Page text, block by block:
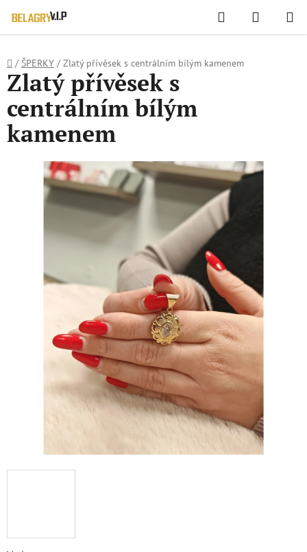
WIDGET HODNOCENÍ OBCHODU
Přejít
na
Hledat
KOŠÍK
Domů
/ ŠPERKY / Zlatý přívěsek s centrálním bílým kamenem
Zlatý přívěsek s
centrálním bílým
kamenem